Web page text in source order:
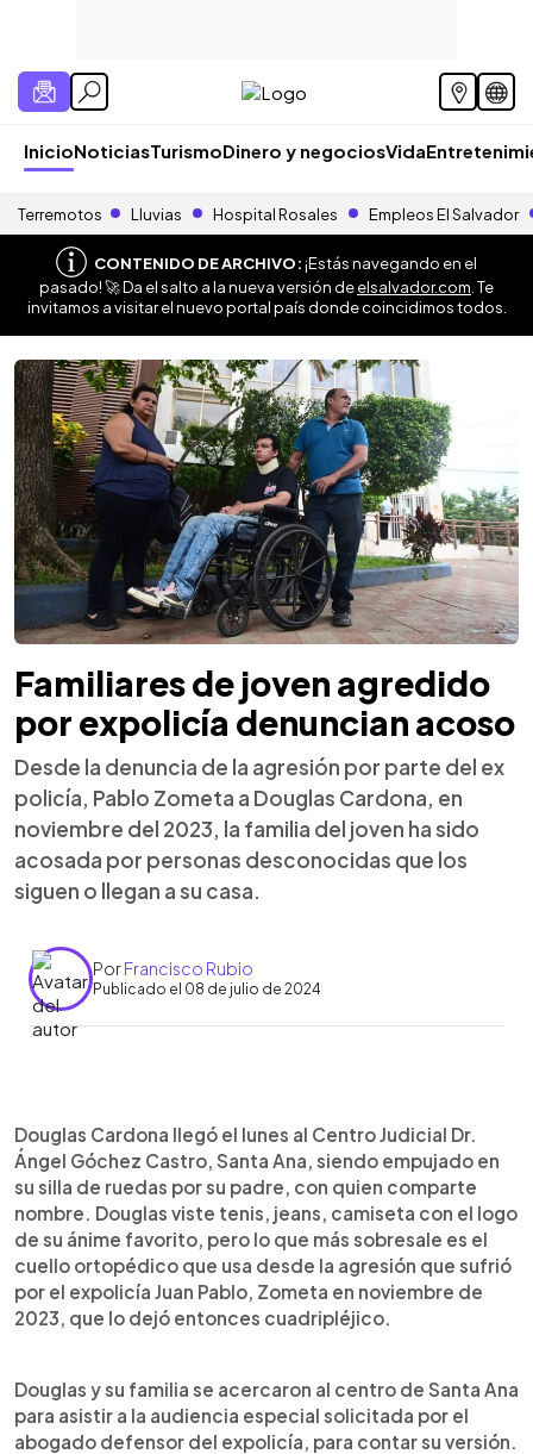
InicioNoticiasTurismoDinero y negociosVida
Terremotos Lluvias Hospital Rosales Empleos El Salvador
CONTENIDO DE ARCHIVO:¡Estás navegando en el
pasado! 🚀 Da el salto a la nueva versión deelsalvador.com . Te
invitamos a visitar el nuevo portal país donde coincidimos todos.
Familiares de joven agredido
por expolicía denuncian acoso
Desde la denuncia de la agresión por parte del ex
policía, Pablo Zometa a Douglas Cardona, en
noviembre del 2023, la familia del joven ha sido
acosada por personas desconocidas que los
siguen o llegan a su casa.
PorFrancisco Rubio
Publicado el 08 de julio de 2024
Escuchar artículo
Douglas Cardona llegó el lunes al Centro Judicial Dr.
Ángel Góchez Castro, Santa Ana, siendo empujado en
su silla de ruedas por su padre, con quien comparte
nombre. Douglas viste tenis, jeans, camiseta con el logo
de su ánime favorito, pero lo que más sobresale es el
cuello ortopédico que usa desde la agresión que sufrió
por el expolicía Juan Pablo, Zometa en noviembre de
2023, que lo dejó entonces cuadripléjico.
Douglas y su familia se acercaron al centro de Santa Ana
para asistir a la audiencia especial solicitada por el
abogado defensor del expolicía, para contar su versión.